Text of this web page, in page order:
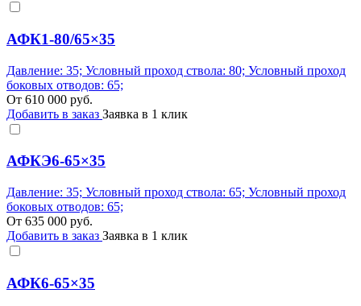
АФК1-80/65×35
Давление: 35; Условный проход ствола: 80; Условный проход
боковых отводов: 65;
От 610 000 руб.
Добавить в заказ Заявка в 1 клик
АФКЭ6-65×35
Давление: 35; Условный проход ствола: 65; Условный проход
боковых отводов: 65;
От 635 000 руб.
Добавить в заказ Заявка в 1 клик
АФК6-65×35